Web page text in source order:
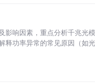
影响因素，重点分析千兆光
释功率异常的常见原因（如